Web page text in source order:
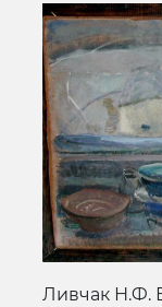
Ливчак Н.Ф.